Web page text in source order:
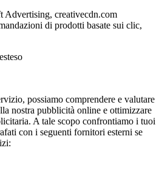
Advertising, creativecdn.com
di prodotti basate sui clic,
possiamo comprendere e valutare
nostra pubblicità online e ottimizzare
A tale scopo confrontiamo i tuoi
con i seguenti fornitori esterni se